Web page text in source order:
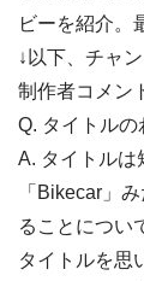
ビーを紹介。
↓以下、チャ
制作者コメン
Q. タイトルの
A. タイトルは
「Bikecar」
ることについ
タイトルを思